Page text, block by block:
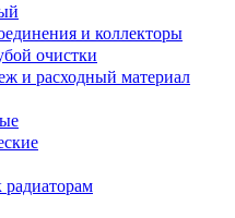
и коллекторы
очистки
и расходный материал
радиаторам